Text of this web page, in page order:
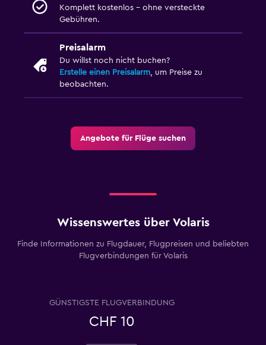
Komplett kostenlos – ohne versteckte
Gebühren.
Preisalarm
Du willst noch nicht buchen?
Erstelle einen Preisalarm , um Preise zu
beobachten.
Angebote für Flüge suchen
Wissenswertes über Volaris
Finde Informationen zu Flugdauer, Flugpreisen und beliebten
Flugverbindungen für Volaris
GÜNSTIGSTE FLUGVERBINDUNG
CHF 10